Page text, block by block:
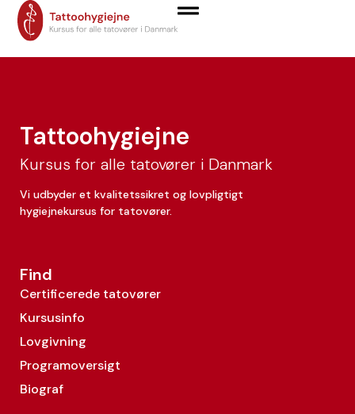
Maryna Babych
Tattoohygiejne
Kursus for alle tatovører i Danmark
Vi udbyder et kvalitetssikret og lovpligtigt
hygiejnekursus for tatovører.
Find
Certificerede tatovører
Kursusinfo
Lovgivning
Programoversigt
Biograf